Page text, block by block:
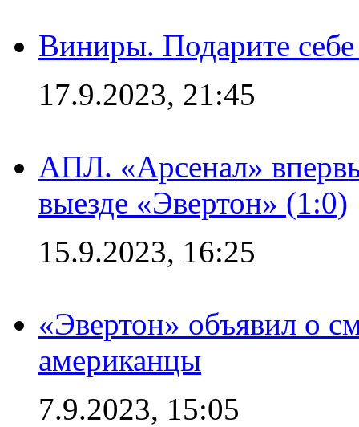
Виниры. Подарите
17.9.2023, 21:45
АПЛ. «Арсенал»
выезде «Эвертон» (1:0)
15.9.2023, 16:25
«Эвертон» объявил о
американцы
7.9.2023, 15:05